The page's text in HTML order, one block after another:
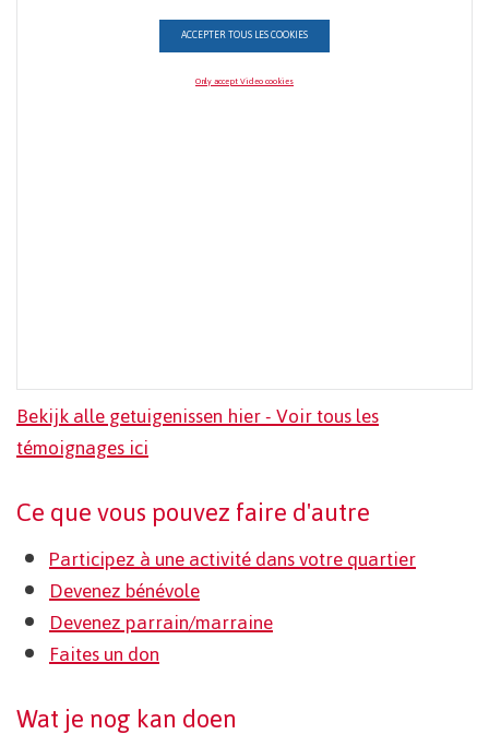
ACCEPTER TOUS LES COOKIES
Only accept Video cookies
Bekijk alle getuigenissen hier - Voir tous les
témoignages ici
Ce que vous pouvez faire d'autre
Participez à une activité dans votre quartier
Devenez bénévole
Devenez parrain/marraine
Faites un don
Wat je nog kan doen